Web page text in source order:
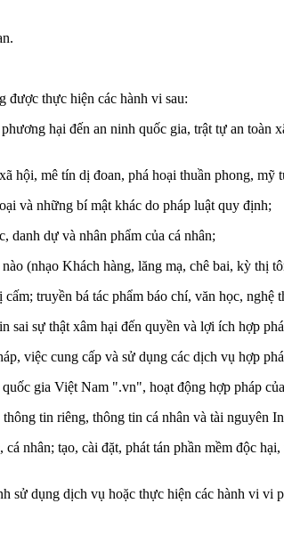
được thực hiện các hành vi sau:
hại đến an ninh quốc gia, trật tự an
hội, mê tín dị đoan, phá hoại thuần phong, mỹ
và những bí mật khác do pháp luật quy định;
dự và nhân phẩm của cá nhân;
(nhạo Khách hàng, lăng mạ, chê bai, kỳ thị
truyền bá tác phẩm báo chí, văn học, nghệ
sai sự thật xâm hại đến quyền và lợi ích hợp
việc cung cấp và sử dụng các dịch vụ hợp
gia Việt Nam ".vn", hoạt động hợp pháp
tin riêng, thông tin cá nhân và tài nguyên
nhân; tạo, cài đặt, phát tán phần mềm độc
sử dụng dịch vụ hoặc thực hiện các hành vi vi